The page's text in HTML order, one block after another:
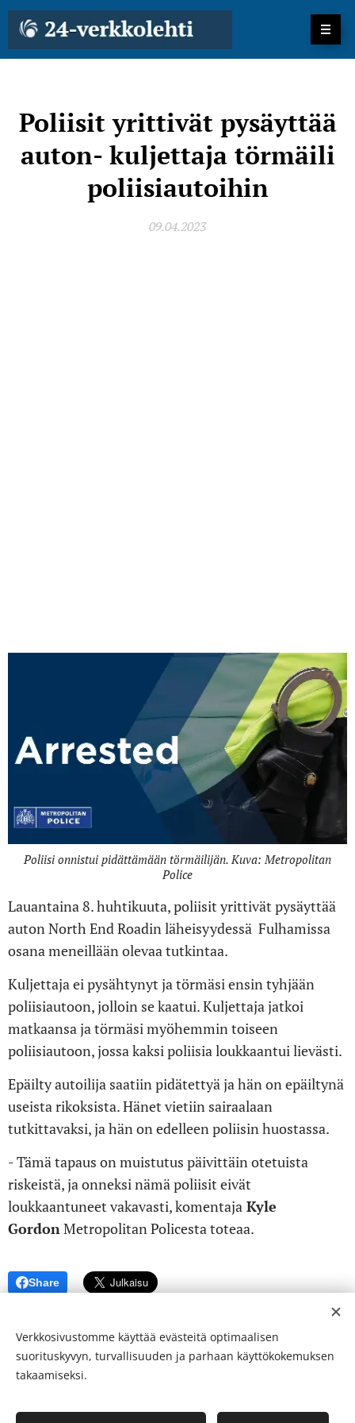
Poliisit yrittivät pysäyttää
auton- kuljettaja törmäili
poliisiautoihin
09.04.2023
Poliisi onnistui pidättämään törmäilijän. Kuva: Metropolitan
Police
Lauantaina 8. huhtikuuta, poliisit yrittivät pysäyttää
auton North End Roadin läheisyydessä Fulhamissa
osana meneillään olevaa tutkintaa.
Kuljettaja ei pysähtynyt ja törmäsi ensin tyhjään
poliisiautoon, jolloin se kaatui. Kuljettaja jatkoi
matkaansa ja törmäsi myöhemmin toiseen
poliisiautoon, jossa kaksi poliisia loukkaantui lievästi.
Epäilty autoilija saatiin pidätettyä ja hän on epäiltynä
useista rikoksista. Hänet vietiin sairaalaan
tutkittavaksi, ja hän on edelleen poliisin huostassa.
- Tämä tapaus on muistutus päivittäin otetuista
riskeistä, ja onneksi nämä poliisit eivät
loukkaantuneet vakavasti, komentaja Kyle
GordonMetropolitan Policesta toteaa.
Share
Verkkosivustomme käyttää evästeitä optimaalisen
suorituskyvyn, turvallisuuden ja parhaan käyttökokemuksen
takaamiseksi.